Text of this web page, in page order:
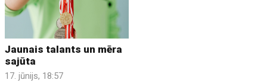
Jaunais talants un mēra
sajūta
17. jūnijs, 18:57